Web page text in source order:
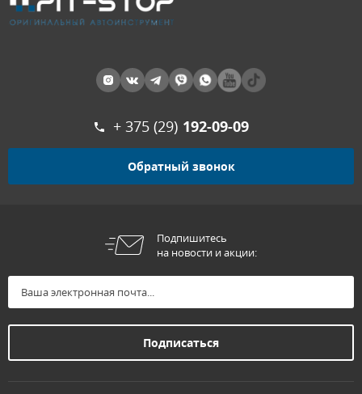
+ 375 (29) 192-09-09
Обратный звонок
Подпишитесь
на новости и акции: